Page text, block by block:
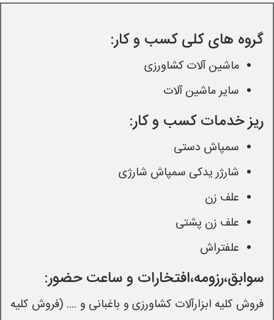
گروه های کلی کسب و کار:
ماشین آلات کشاورزی
سایر ماشین آلات
ریز خدمات کسب و کار:
سمپاش دستی
شارژر یدکی سمپاش شارژی
علف زن
علف زن پشتی
علفتراش
سوابق،رزومه،افتخارات و ساعت حضور:
فروش کلیه ابزارآلات کشاورزی و باغبانی و .... (فروش کلیه